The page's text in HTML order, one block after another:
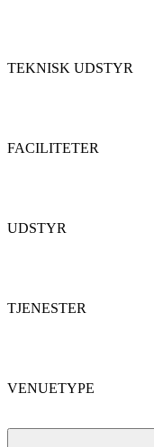
TEKNISK UDSTYR
FACILITETER
UDSTYR
TJENESTER
VENUETYPE